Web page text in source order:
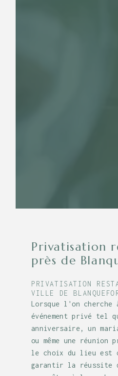
Privatisation
près de
PRIVATISATION
VILLE DE
Lorsque l'on cherche
événement privé tel
anniversaire, un
ou même une réunion
le choix du lieu est
garantir la réussite